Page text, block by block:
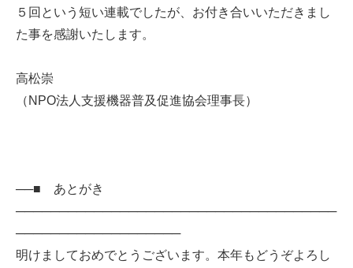
５回という短い連載でしたが、お付き合いいただきまし
た事を感謝いたします。
高松崇
（NPO法人支援機器普及促進協会理事長）
──■ あとがき
─────────────────────────────────────
───────────────────
明けましておめでとうございます。本年もどうぞよろし